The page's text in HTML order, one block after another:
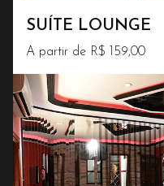
SUÍTE LOUNGE
A partir de R$ 159,00